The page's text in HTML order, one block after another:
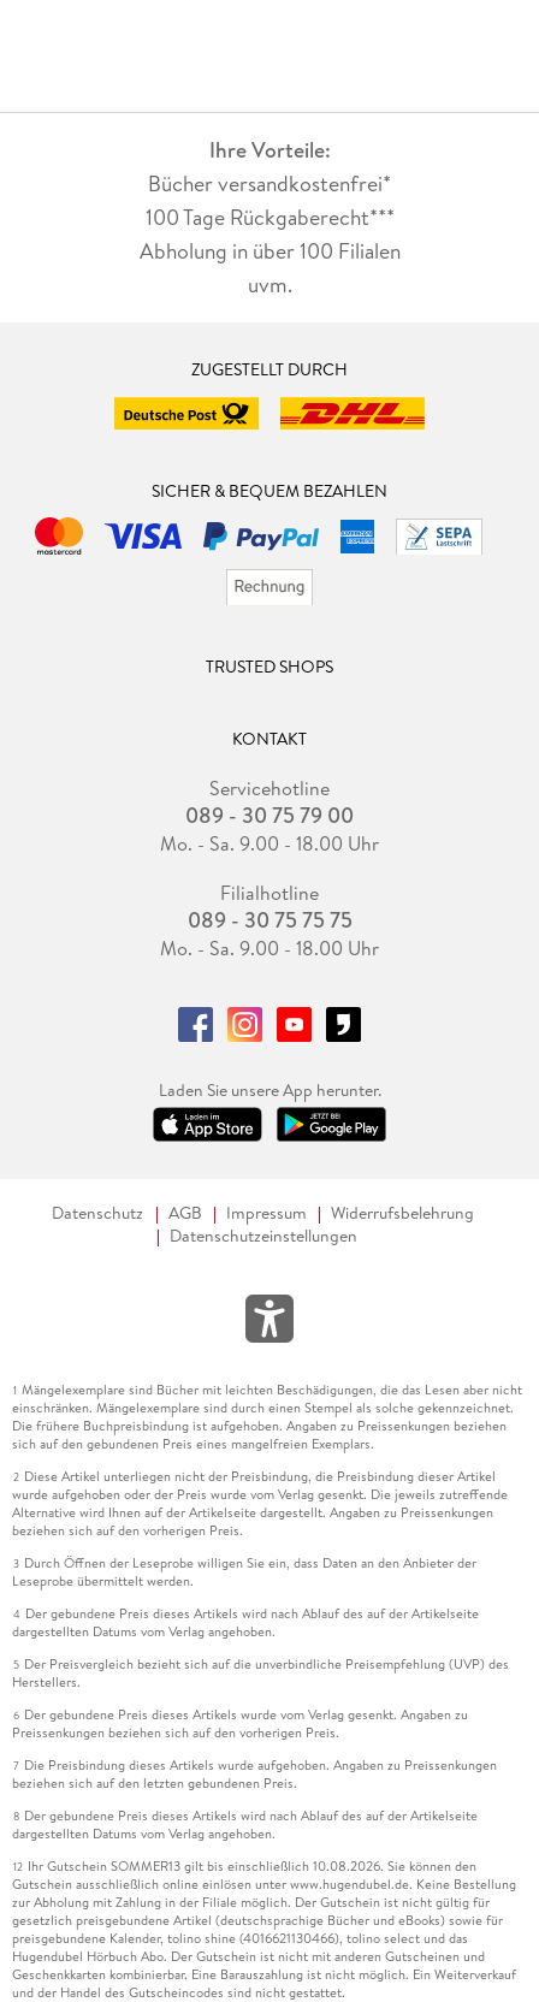
Ihre Vorteile:
Bücher versandkostenfrei*
100 Tage Rückgaberecht***
Abholung in über 100 Filialen
uvm.
ZUGESTELLT DURCH
SICHER & BEQUEM BEZAHLEN
TRUSTED SHOPS
KONTAKT
Servicehotline
089 - 30 75 79 00
Mo. - Sa. 9.00 - 18.00 Uhr
Filialhotline
089 - 30 75 75 75
Mo. - Sa. 9.00 - 18.00 Uhr
Laden Sie unsere App herunter.
Datenschutz AGB Impressum
Widerrufsbelehrung
Datenschutzeinstellungen
1 Mängelexemplare sind Bücher mit leichten Beschädigungen, die das Lesen aber nicht
einschränken. Mängelexemplare sind durch einen Stempel als solche gekennzeichnet.
Die frühere Buchpreisbindung ist aufgehoben. Angaben zu Preissenkungen beziehen
sich auf den gebundenen Preis eines mangelfreien Exemplars.
2 Diese Artikel unterliegen nicht der Preisbindung, die Preisbindung dieser Artikel
wurde aufgehoben oder der Preis wurde vom Verlag gesenkt. Die jeweils zutreffende
Alternative wird Ihnen auf der Artikelseite dargestellt. Angaben zu Preissenkungen
beziehen sich auf den vorherigen Preis.
3 Durch Öffnen der Leseprobe willigen Sie ein, dass Daten an den Anbieter der
Leseprobe übermittelt werden.
4 Der gebundene Preis dieses Artikels wird nach Ablauf des auf der Artikelseite
dargestellten Datums vom Verlag angehoben.
5 Der Preisvergleich bezieht sich auf die unverbindliche Preisempfehlung (UVP) des
Herstellers.
6 Der gebundene Preis dieses Artikels wurde vom Verlag gesenkt. Angaben zu
Preissenkungen beziehen sich auf den vorherigen Preis.
7 Die Preisbindung dieses Artikels wurde aufgehoben. Angaben zu Preissenkungen
beziehen sich auf den letzten gebundenen Preis.
8 Der gebundene Preis dieses Artikels wird nach Ablauf des auf der Artikelseite
dargestellten Datums vom Verlag angehoben.
12 Ihr Gutschein SOMMER13 gilt bis einschließlich 10.08.2026. Sie können den
Gutschein ausschließlich online einlösen unter www.hugendubel.de. Keine Bestellung
zur Abholung mit Zahlung in der Filiale möglich. Der Gutschein ist nicht gültig für
gesetzlich preisgebundene Artikel (deutschsprachige Bücher und eBooks) sowie für
preisgebundene Kalender, tolino shine (4016621130466), tolino select und das
Hugendubel Hörbuch Abo. Der Gutschein ist nicht mit anderen Gutscheinen und
Geschenkkarten kombinierbar. Eine Barauszahlung ist nicht möglich. Ein Weiterverkauf
und der Handel des Gutscheincodes sind nicht gestattet.